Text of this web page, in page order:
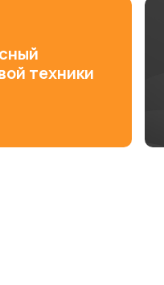
техники